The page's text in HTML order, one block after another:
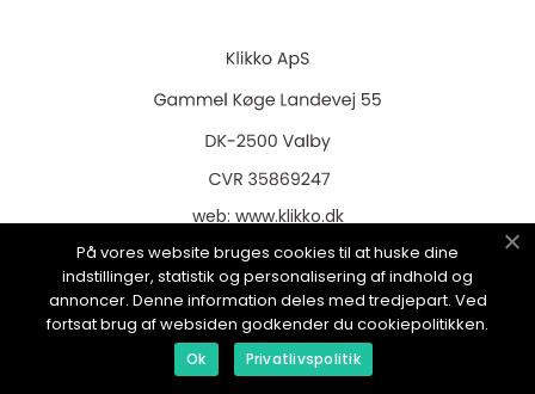
web: www.klikko.dk
Menu
På vores website bruges cookies til at huske dine
indstillinger, statistik og personalisering af indhold og
annoncer. Denne information deles med tredjepart. Ved
fortsat brug af websiden godkender du cookiepolitikken.
Ok Privatlivspolitik